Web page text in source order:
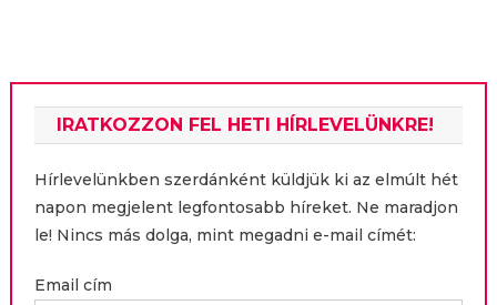
IRATKOZZON FEL HETI HÍRLEVELÜNKRE!
Hírlevelünkben szerdánként küldjük ki az elmúlt hét
napon megjelent legfontosabb híreket. Ne maradjon
le! Nincs más dolga, mint megadni e-mail címét:
Email cím